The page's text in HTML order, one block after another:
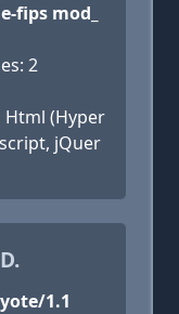
fips mod_
2
Html (Hyper
jQuer
1.1